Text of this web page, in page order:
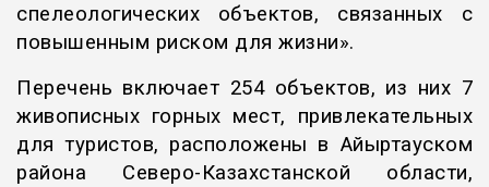
спелеологических объектов, связанных с
повышенным риском для жизни».
Перечень включает 254 объектов, из них 7
живописных горных мест, привлекательных
для туристов, расположены в Айыртауском
района Северо-Казахстанской области,